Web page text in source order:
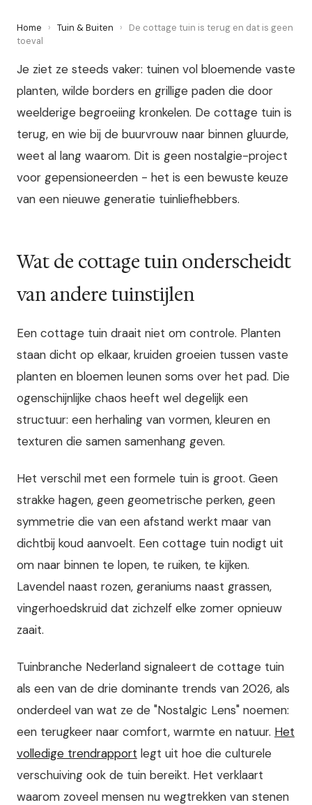
Home › Tuin & Buiten ›
De cottage tuin is terug en dat is geen
toeval
Je ziet ze steeds vaker: tuinen vol bloemende vaste
planten, wilde borders en grillige paden die door
weelderige begroeiing kronkelen. De cottage tuin is
terug, en wie bij de buurvrouw naar binnen gluurde,
weet al lang waarom. Dit is geen nostalgie-project
voor gepensioneerden - het is een bewuste keuze
van een nieuwe generatie tuinliefhebbers.
Wat de cottage tuin onderscheidt
van andere tuinstijlen
Een cottage tuin draait niet om controle. Planten
staan dicht op elkaar, kruiden groeien tussen vaste
planten en bloemen leunen soms over het pad. Die
ogenschijnlijke chaos heeft wel degelijk een
structuur: een herhaling van vormen, kleuren en
texturen die samen samenhang geven.
Het verschil met een formele tuin is groot. Geen
strakke hagen, geen geometrische perken, geen
symmetrie die van een afstand werkt maar van
dichtbij koud aanvoelt. Een cottage tuin nodigt uit
om naar binnen te lopen, te ruiken, te kijken.
Lavendel naast rozen, geraniums naast grassen,
vingerhoedskruid dat zichzelf elke zomer opnieuw
zaait.
Tuinbranche Nederland signaleert de cottage tuin
als een van de drie dominante trends van 2026, als
onderdeel van wat ze de "Nostalgic Lens" noemen:
een terugkeer naar comfort, warmte en natuur. Het
volledige trendrapport legt uit hoe die culturele
verschuiving ook de tuin bereikt. Het verklaart
waarom zoveel mensen nu wegtrekken van stenen